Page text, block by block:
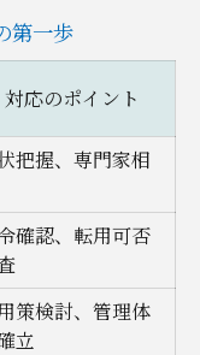
サポート術
要書類一覧
さえる
イント
例
第一歩
対応のポイント
把握、専門家相
確認、転用可否
策検討、管理体
立